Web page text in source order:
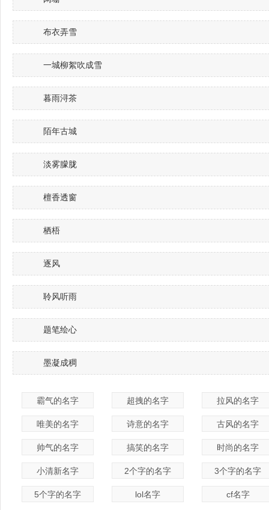
布衣弄雪
一城柳絮吹成雪
暮雨浔茶
陌年古城
淡雾朦胧
檀香透窗
栖梧
逐风
聆风听雨
题笔绘心
墨凝成稠
霸气的名字 超拽的名字 拉风的名字
唯美的名字 诗意的名字 古风的名字
帅气的名字 搞笑的名字 时尚的名字
小清新名字 2个字的名字 3个字的名字
5个字的名字 lol名字 cf名字